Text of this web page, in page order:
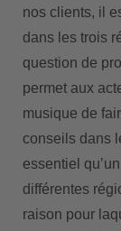
nos clients, il
dans les trois
question de
permet aux
musique de
conseils dans
essentiel
différentes
raison pour